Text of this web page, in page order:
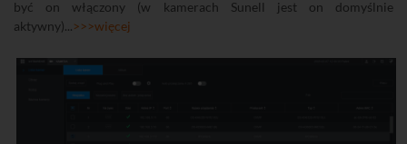
być on włączony (w kamerach Sunell jest on domyślnie
aktywny)...>>>więcej